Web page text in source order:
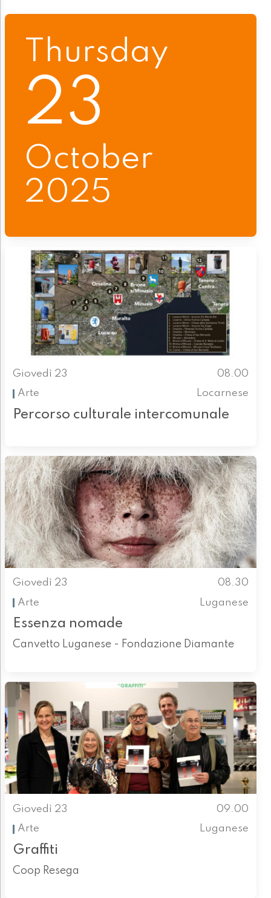
Thursday
23
October
2025
Giovedì 23
08.00
Arte
Locarnese
Percorso culturale intercomunale
Giovedì 23
08.30
Arte
Luganese
Essenza nomade
Canvetto Luganese - Fondazione Diamante
Giovedì 23
09.00
Arte
Luganese
Graffiti
Coop Resega